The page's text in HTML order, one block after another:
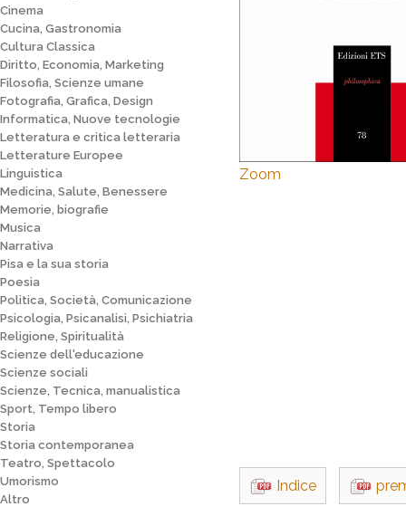
Cinema
Cucina, Gastronomia
Cultura Classica
Diritto, Economia, Marketing
Filosofia, Scienze umane
Fotografia, Grafica, Design
Informatica, Nuove tecnologie
Letteratura e critica letteraria
Letterature Europee
Linguistica
Medicina, Salute, Benessere
Memorie, biografie
Musica
Narrativa
Pisa e la sua storia
Poesia
Politica, Società, Comunicazione
Psicologia, Psicanalisi, Psichiatria
Religione, Spiritualità
Scienze dell'educazione
Scienze sociali
Scienze, Tecnica, manualistica
Sport, Tempo libero
Storia
Storia contemporanea
Teatro, Spettacolo
Umorismo
Altro
Zoom
Indice